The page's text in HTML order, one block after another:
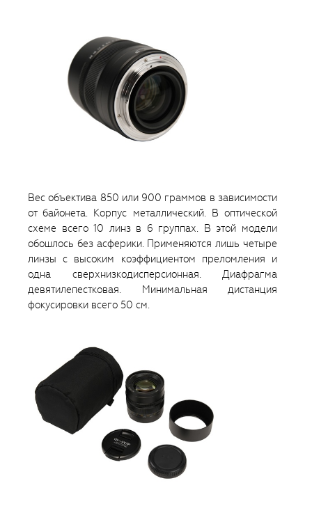
Вес объектива 850 или 900 граммов в зависимости
от байонета. Корпус металлический. В оптической
схеме всего 10 линз в 6 группах. В этой модели
обошлось без асферики. Применяются лишь четыре
линзы с высоким коэффициентом преломления и
одна сверхнизкодисперсионная. Диафрагма
девятилепестковая. Минимальная дистанция
фокусировки всего 50 см.